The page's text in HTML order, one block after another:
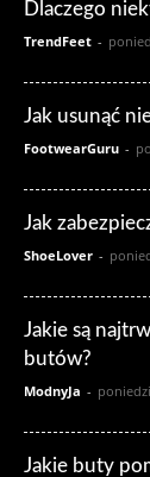
Dlaczego
TrendFeet -
Jak usunąć
FootwearGuru -
Jak
ShoeLover -
Jakie są
butów?
ModnyJa -
Jakie buty